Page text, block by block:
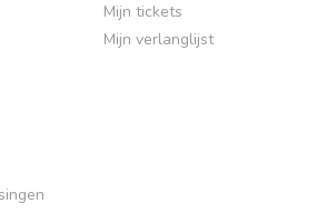
Mijn tickets
Mijn verlanglijst